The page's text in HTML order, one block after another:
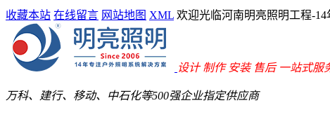
收藏本站 在线留言 网站地图 XML 欢迎光临河南明亮照明工程-
设计 制作 安装 售后 一站式服
万科、建行、移动、中石化等500强企业指定供应商